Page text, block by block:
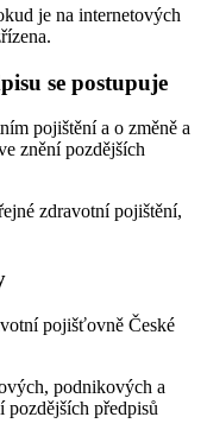
je na internetových
se postupuje
pojištění a o změně a
znění pozdějších
zdravotní pojištění,
pojišťovně České
podnikových a
předpisů